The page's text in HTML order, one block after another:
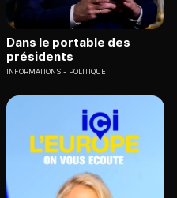
Dans le portable des
présidents
INFORMATIONS POLITIQUE